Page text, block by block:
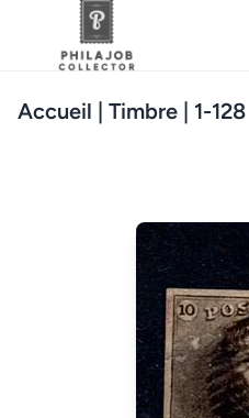
Accueil | Timbre | 1-128